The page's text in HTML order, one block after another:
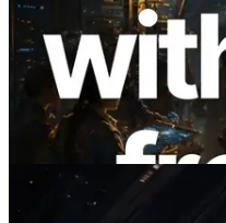
ERPC étend l’API
avec la mesure du
du monde —
Information est